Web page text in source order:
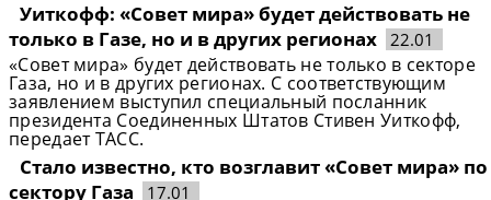
Уиткофф: «Совет мира» будет действовать не
только в Газе, но и в других регионах 22.01
«Совет мира» будет действовать не только в секторе
Газа, но и в других регионах. С соответствующим
заявлением выступил специальный посланник
президента Соединенных Штатов Стивен Уиткофф,
передает ТАСС.
Стало известно, кто возглавит «Совет мира» по
сектору Газа
17.01